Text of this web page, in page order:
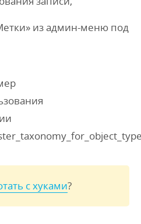
из админ-меню под
с хуками?